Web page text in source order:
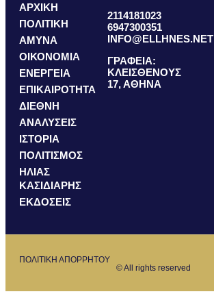
ΑΡΧΙΚΗ
ΠΟΛΙΤΙΚΗ
ΑΜΥΝΑ
ΟΙΚΟΝΟΜΙΑ
ΕΝΕΡΓΕΙΑ
ΕΠΙΚΑΙΡΟΤΗΤΑ
ΔΙΕΘΝΗ
ΑΝΑΛΥΣΕΙΣ
ΙΣΤΟΡΙΑ
ΠΟΛΙΤΙΣΜΟΣ
ΗΛΙΑΣ
ΚΑΣΙΔΙΑΡΗΣ
ΕΚΔΟΣΕΙΣ
2114181023
6947300351
INFO@ELLHNES.NET
ΓΡΑΦΕΙΑ:
ΚΛΕΙΣΘΕΝΟΥΣ
17, ΑΘΗΝΑ
ΠΟΛΙΤΙΚΗ ΑΠΟΡΡΗΤΟΥ
© All rights reserved